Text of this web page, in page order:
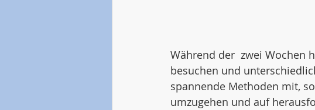
Während der  zwei Wochen
besuchen und
spannende Methoden mit,
umzugehen und auf